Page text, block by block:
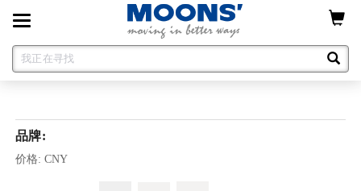
Toggle
navigation
品牌:
价格: CNY